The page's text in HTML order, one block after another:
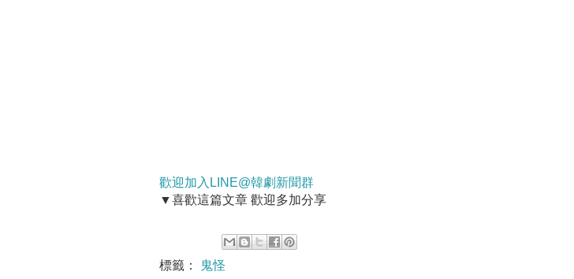
歡迎加入LINE@韓劇新聞群
▼喜歡這篇文章 歡迎多加分享
標籤： 鬼怪